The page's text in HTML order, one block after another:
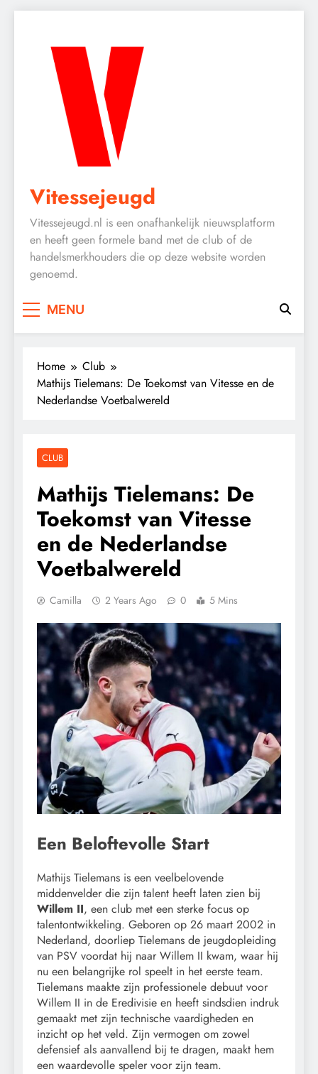
Vitessejeugd
Vitessejeugd.nl is een onafhankelijk nieuwsplatform
en heeft geen formele band met de club of de
handelsmerkhouders die op deze website worden
genoemd.
MENU
Home
Club
Mathijs Tielemans: De Toekomst van Vitesse en de
Nederlandse Voetbalwereld
CLUB
Mathijs Tielemans: De
Toekomst van Vitesse
en de Nederlandse
Voetbalwereld
Camilla 2 Years Ago 0 5 Mins
Een Beloftevolle Start
Mathijs Tielemans is een veelbelovende
middenvelder die zijn talent heeft laten zien bij
Willem II, een club met een sterke focus op
talentontwikkeling. Geboren op 26 maart 2002 in
Nederland, doorliep Tielemans de jeugdopleiding
van PSV voordat hij naar Willem II kwam, waar hij
nu een belangrijke rol speelt in het eerste team.
Tielemans maakte zijn professionele debuut voor
Willem II in de Eredivisie en heeft sindsdien indruk
gemaakt met zijn technische vaardigheden en
inzicht op het veld. Zijn vermogen om zowel
defensief als aanvallend bij te dragen, maakt hem
een waardevolle speler voor zijn team.